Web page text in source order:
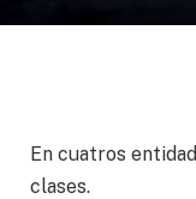
En cuatros
clases.